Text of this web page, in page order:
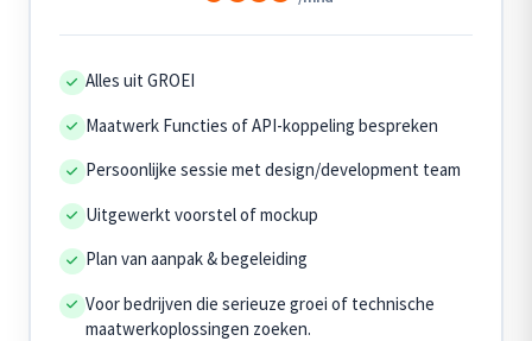
Alles uit GROEI
Maatwerk Functies of API-koppeling bespreken
Persoonlijke sessie met design/development team
Uitgewerkt voorstel of mockup
Plan van aanpak & begeleiding
Voor bedrijven die serieuze groei of technische
maatwerkoplossingen zoeken.